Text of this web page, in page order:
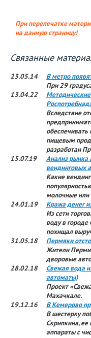
При перепечатке
на данную страницу!
Связанные
23.05.14
В метро
При 29
13.04.22
Вследствие
пищевым
разработан
15.07.19
Анализ рынка
вендинговых
Какие
молочные или
24.01.19
Кража денег
Из сети
воду в
похищал
31.05.18
Пермяки
Жители Перми
дворовые
28.02.18
Свежая вода
автоматы)
Проект
Махачкале.
19.12.16
В Кемерово
В шестерку
Скрипкина,
аппараты с